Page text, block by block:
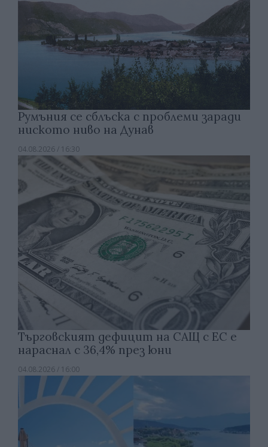
Румъния се сблъска с проблеми заради
ниското ниво на Дунав
04.08.2026 / 16:30
Търговският дефицит на САЩ с ЕС е
нараснал с 36,4% през юни
04.08.2026 / 16:00